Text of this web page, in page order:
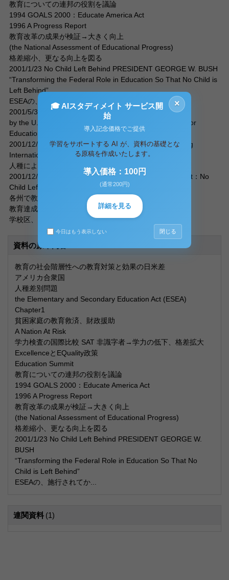
教育についての連邦の役割を議論
1994 GOALS 2000：Educate America Act
1996 A Progress Report
教育改革の成果が検証→大きく向上
(the National Assessment of Educational Progress)
格差縮小、更なる向上を図る
2001/1/23 No Child Left Behind PRESIDENT GEORGE W. BUSH
“Transforming the Federal Role in Education So That No Child is
Left Behind”
ESEAの、施行されてからの最も大きな改正
2001/5/31 The Condition of Education 2001 → 資料
by the U.S. Department of Education’s National Center for
Education Statistics (NCES).
2001/12/4 PISAの結果…「U.S. Students Average Among
International Peers」
人種により成績に格差
2001/12/12 House-Senate Education Conference Report：No
Child Left Behind
各州で教育基準の設定
教育達成度のテスト、結果の公表
学校区、州に付与される資金の自由度が上がる。
資料の原本内容
教育の社会階層性への教育対策と効果の日米差
アメリカ合衆国
人種差別問題
the Elementary and Secondary Education Act (ESEA)
Chapter1
貧困家庭の教育救済、財政援助
A Nation At Risk
学力検査の国際比較 SAT 非識字者→学力の低下、格差拡大
ExcellenceとEQuality政策
Education Summit
教育についての連邦の役割を議論
1994 GOALS 2000：Educate America Act
1996 A Progress Report
教育改革の成果が検証→大きく向上
(the National Assessment of Educational Progress)
格差縮小、更なる向上を図る
2001/1/23 No Child Left Behind PRESIDENT GEORGE W.
BUSH
“Transforming the Federal Role in Education So That No
Child is Left Behind”
ESEAの、施行されてか...
連関資料 (1)
×
🎓 AIスタディメイト サービス開
始
導入記念価格でご提供
学習をサポートする AI が、資料の基礎とな
る原稿を作成いたします。
導入価格：100円
(通常200円)
詳細を見る
今日はもう表示しない 閉じる